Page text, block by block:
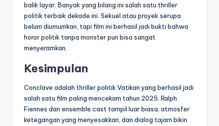
balik layar. Banyak yang bilang ini salah satu thriller
politik terbaik dekade ini. Sekuel atau proyek serupa
belum diumumkan, tapi film ini berhasil jadi bukti bahwa
horor politik tanpa monster pun bisa sangat
menyeramkan.
Kesimpulan
Conclave adalah thriller politik Vatikan yang berhasil jadi
salah satu film paling mencekam tahun 2025. Ralph
Fiennes dan ensemble cast tampil luar biasa, atmosfer
ketegangan yang menyesakkan, dan dialog tajam bikin